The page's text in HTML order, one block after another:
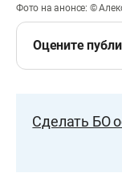
Фото на анонсе: ©
Оцените
Сделать БО